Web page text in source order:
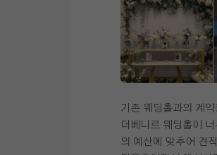
기존 웨딩홀과의 계
더베니르 웨딩홀이 너무
의 예산에 맞추어 견적도